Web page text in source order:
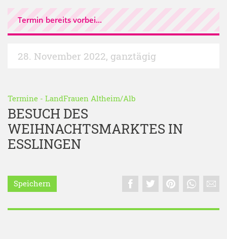
Termin bereits vorbei...
28. November 2022, ganztägig
Termine - LandFrauen Altheim/Alb
BESUCH DES
WEIHNACHTSMARKTES IN
ESSLINGEN
Speichern